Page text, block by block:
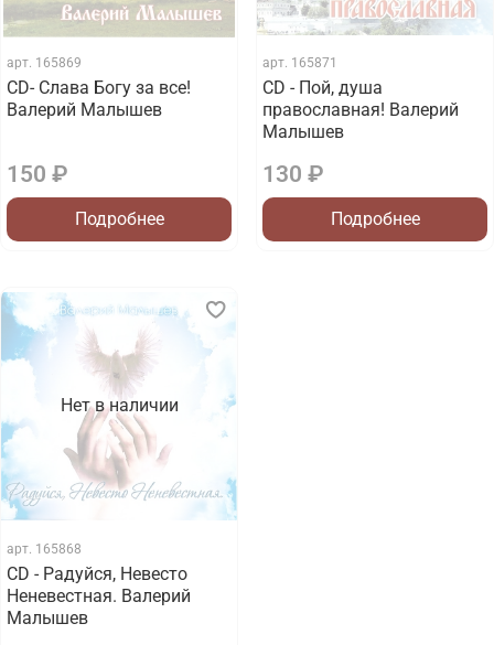
арт. 165869
CD- Слава Богу за все!
Валерий Малышев
150 ₽
Подробнее
арт. 165871
CD - Пой, душа
православная! Валерий
Малышев
130 ₽
Подробнее
Нет в наличии
арт. 165868
CD - Радуйся, Невесто
Неневестная. Валерий
Малышев